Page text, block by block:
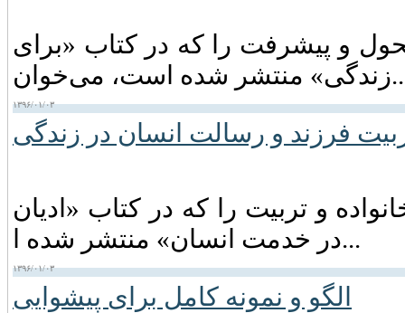
و پیشرفت را که در کتاب «برای
می‌خوان...
۱۳۹۶/۰۱/۰۳
فرزند و رسالت انسان در زندگی
و تربیت را که در کتاب «ادیان
در خدمت انسان» منتشر شده ا...
۱۳۹۶/۰۱/۰۳